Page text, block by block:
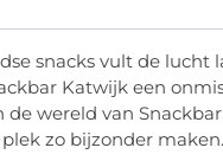
snacks vult de lucht
Katwijk een
wereld van
zo bijzonder maken.